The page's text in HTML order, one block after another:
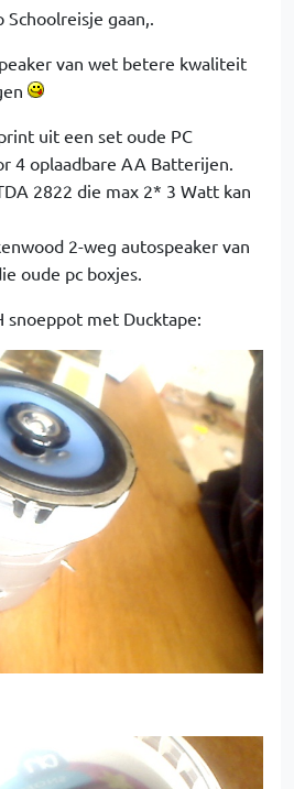
Schoolreisje gaan,.
van wet betere kwaliteit
uit een set oude PC
4 oplaadbare AA Batterijen.
2822 die max 2* 3 Watt kan
2-weg autospeaker van
oude pc boxjes.
snoeppot met Ducktape: